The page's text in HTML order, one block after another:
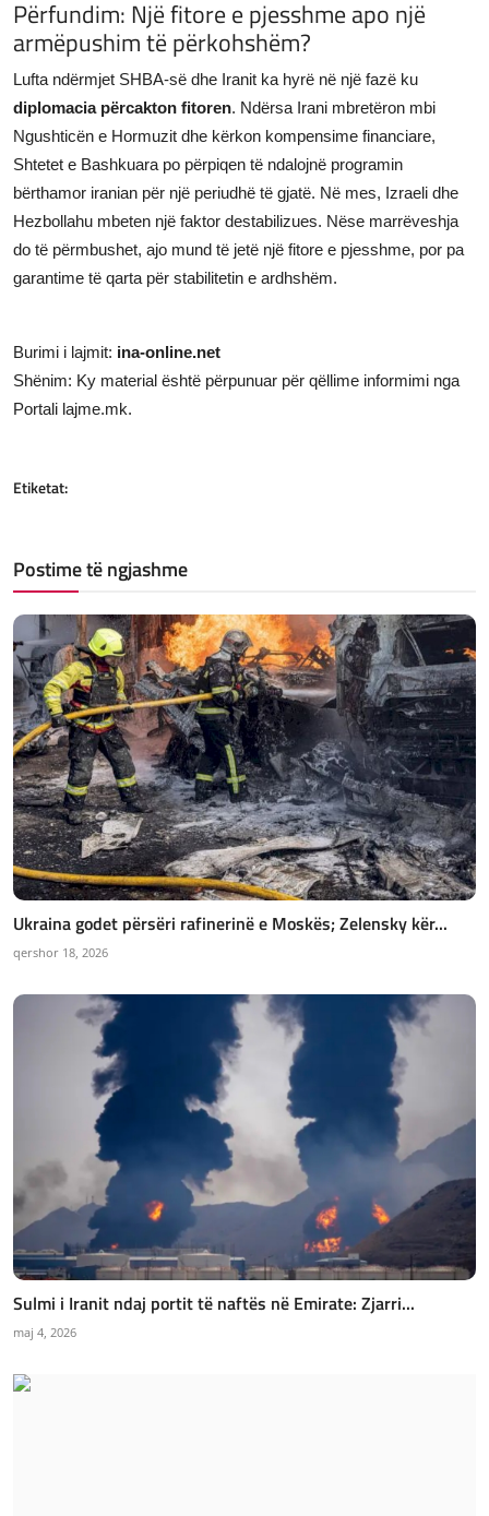
Përfundim: Një fitore e pjesshme apo një
armëpushim të përkohshëm?
Lufta ndërmjet SHBA-së dhe Iranit ka hyrë në një fazë ku
diplomacia përcakton fitoren. Ndërsa Irani mbretëron mbi
Ngushticën e Hormuzit dhe kërkon kompensime financiare,
Shtetet e Bashkuara po përpiqen të ndalojnë programin
bërthamor iranian për një periudhë të gjatë. Në mes, Izraeli dhe
Hezbollahu mbeten një faktor destabilizues. Nëse marrëveshja
do të përmbushet, ajo mund të jetë një fitore e pjesshme, por pa
garantime të qarta për stabilitetin e ardhshëm.
Burimi i lajmit: ina-online.net
Shënim: Ky material është përpunuar për qëllime informimi nga
Portali lajme.mk.
Etiketat:
Postime të ngjashme
Ukraina godet përsëri rafinerinë e Moskës; Zelensky kër...
qershor 18, 2026
Sulmi i Iranit ndaj portit të naftës në Emirate: Zjarri...
maj 4, 2026